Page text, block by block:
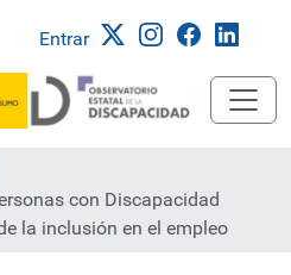
Entrar
con Discapacidad
la inclusión en el empleo